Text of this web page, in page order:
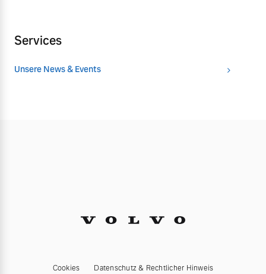
Services
Unsere News & Events
Cookies Datenschutz & Rechtlicher Hinweis